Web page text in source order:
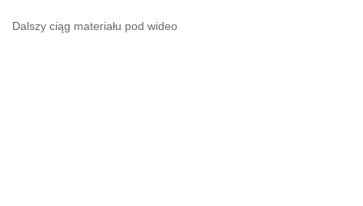
Dalszy ciąg materiału pod wideo